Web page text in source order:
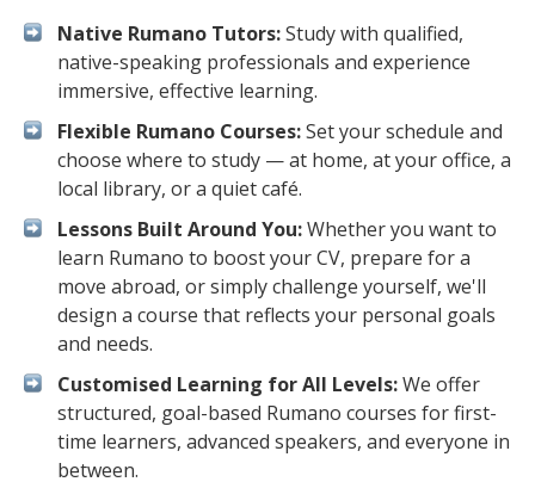
Native Rumano Tutors:Study with qualified,
native-speaking professionals and experience
immersive, effective learning.
Flexible Rumano Courses:Set your schedule and
choose where to study — at home, at your office, a
local library, or a quiet café.
Lessons Built Around You:Whether you want to
learn Rumano to boost your CV, prepare for a
move abroad, or simply challenge yourself, we'll
design a course that reflects your personal goals
and needs.
Customised Learning for All Levels:We offer
structured, goal-based Rumano courses for first-
time learners, advanced speakers, and everyone in
between.